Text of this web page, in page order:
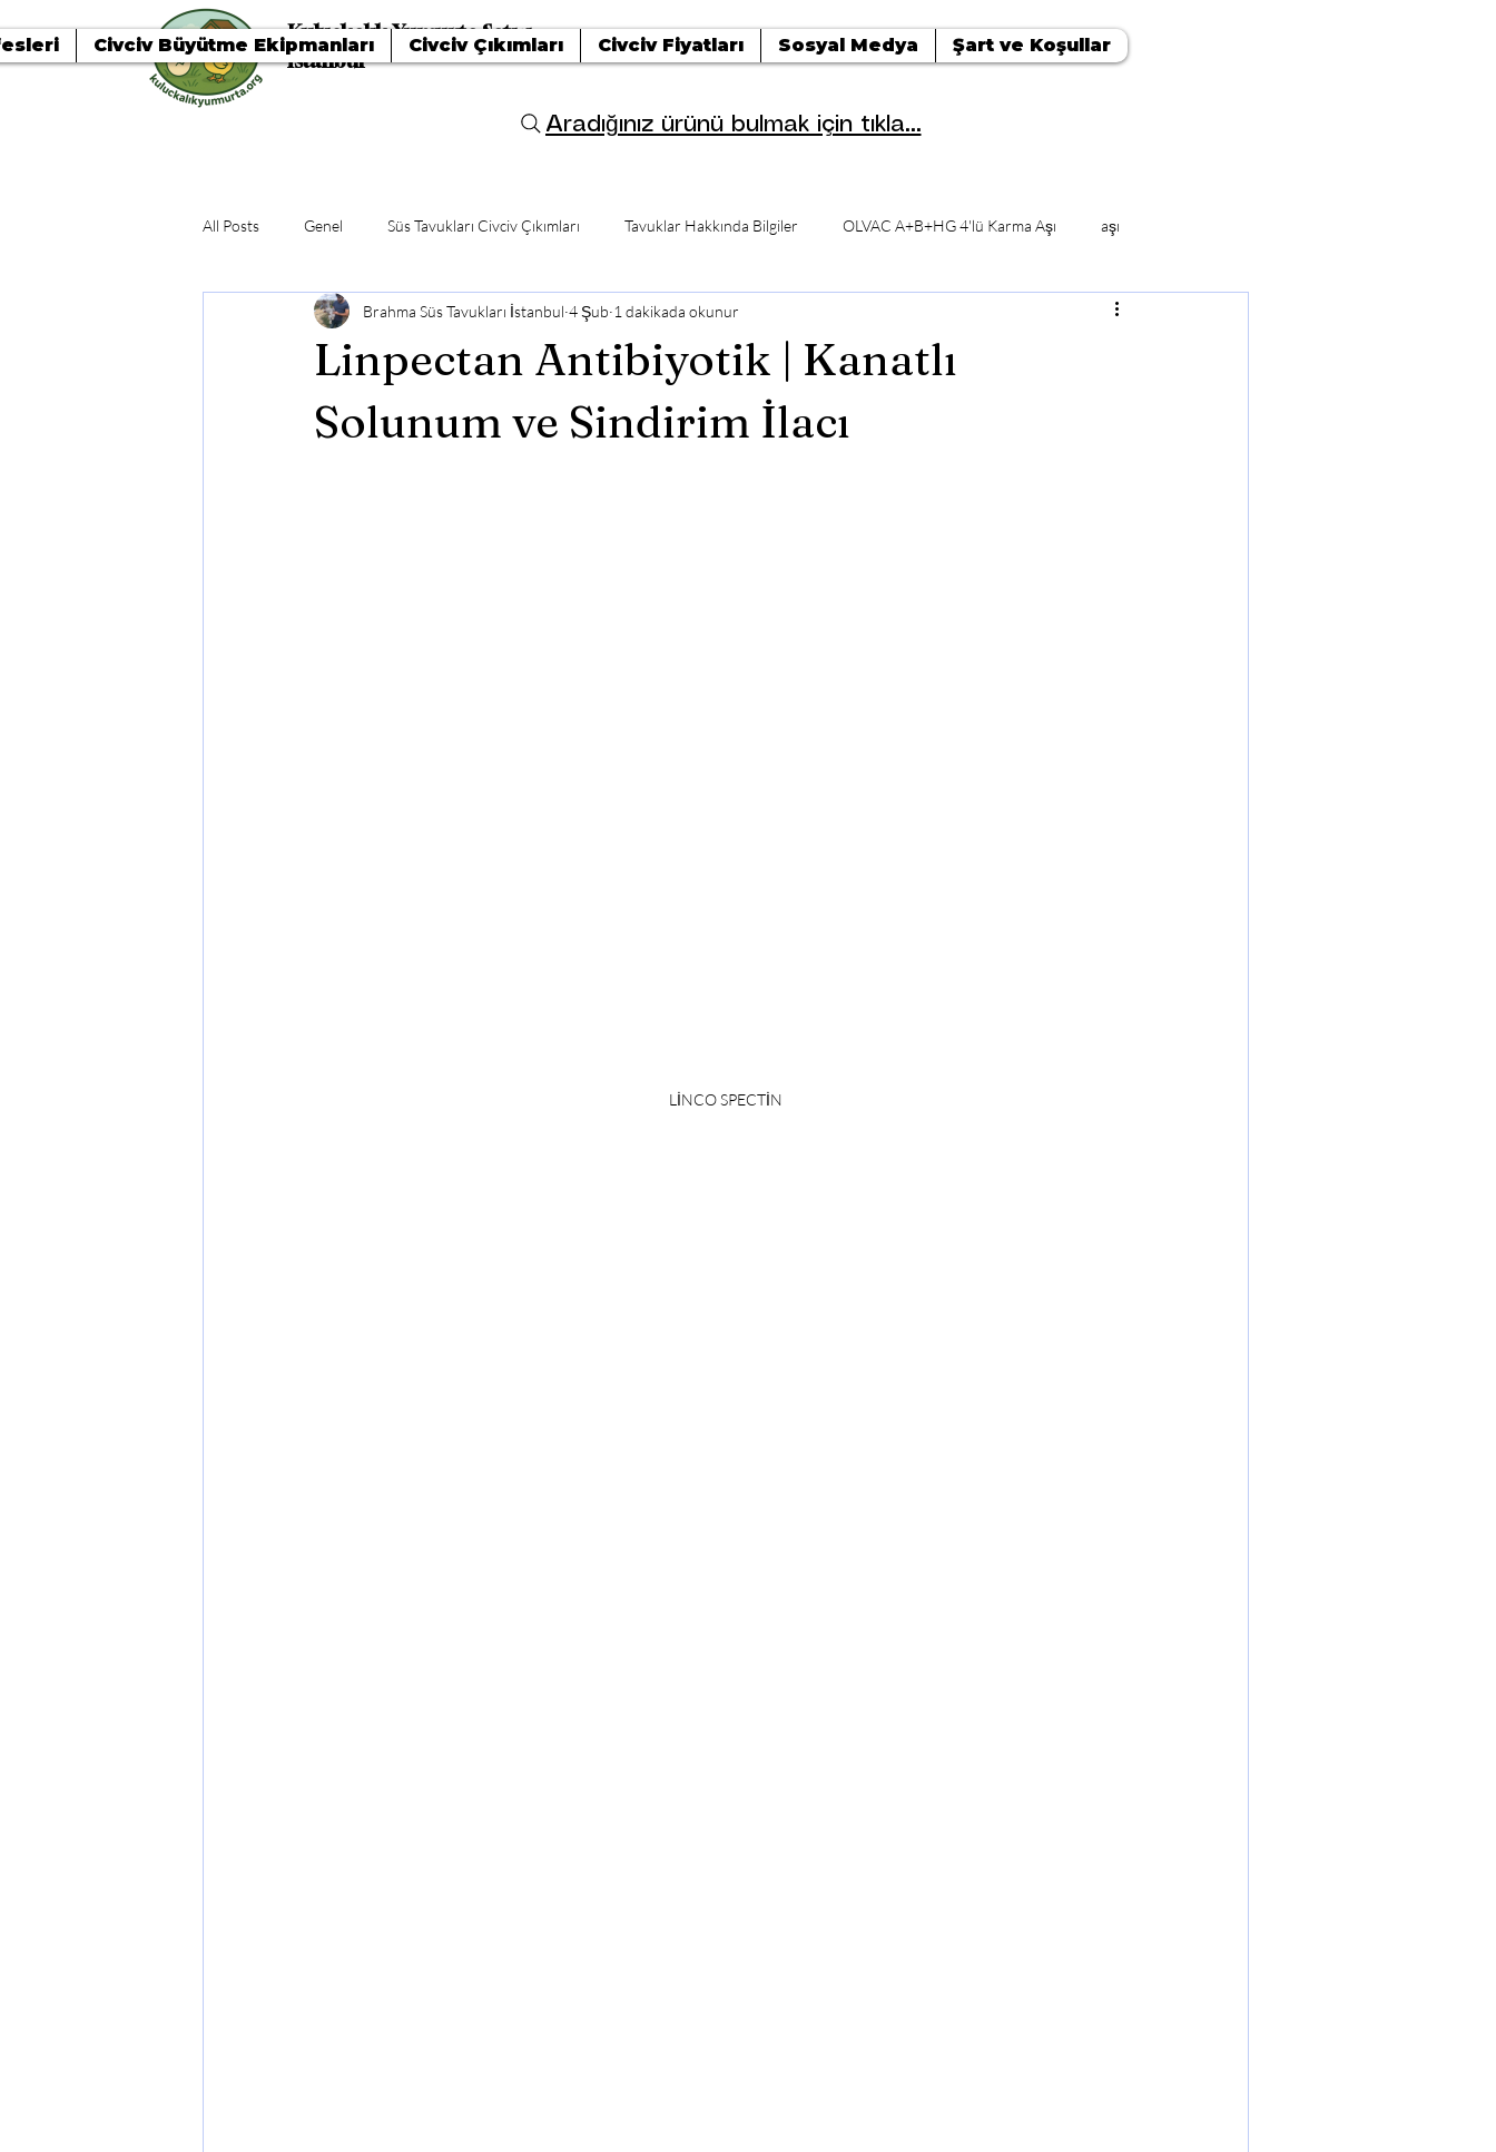
Kuluçkalık Yumurta Satışı
İstanbul
Civciv Büyütme Ekipmanları Civciv Çıkımları Civciv Fiyatları Sosyal Medya Şart ve Koşullar
Aradığınız ürünü bulmak için tıkla...
All Posts Genel Süs Tavukları Civciv Çıkımları Tavuklar Hakkında Bilgiler OLVAC A+B+HG 4'lü Karma Aşı aşı
Linpectan Antibiyotik | Kanatlı
Solunum ve Sindirim İlacı
Brahma Süs Tavukları İstanbul 4 Şub 1 dakikada okunur
LİNCO SPECTİN